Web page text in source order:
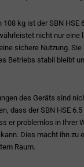
kg ist der SBN HSE
nicht nur eine
sichere Nutzung.
Betriebs stabil bleibt
des Geräts sind
dass der SBN HSE
er problemlos in Ihrer
Dies macht ihn zu
Raum.